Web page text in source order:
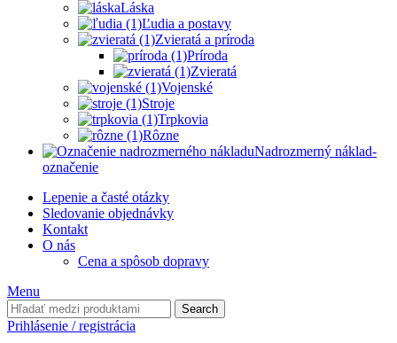
Láska
Ľudia a postavy
Zvieratá a príroda
Príroda
Zvieratá
Vojenské
Stroje
Trpkovia
Rôzne
Nadrozmerný náklad-
označenie
Lepenie a časté otázky
Sledovanie objednávky
Kontakt
O nás
Cena a spôsob dopravy
Menu
Search
Prihlásenie / registrácia